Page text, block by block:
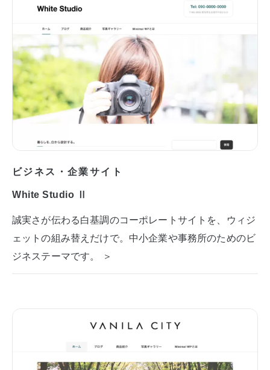
ビジネス・企業サイト
White Studio Ⅱ
誠実さが伝わる白基調のコーポレートサイトを、ウィジ
ェットの組み替えだけで。中小企業や事務所のためのビ
ジネステーマです。 ＞